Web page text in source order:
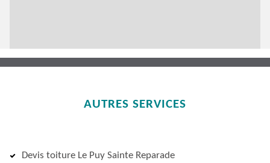
AUTRES SERVICES
Devis toiture Le Puy Sainte Reparade